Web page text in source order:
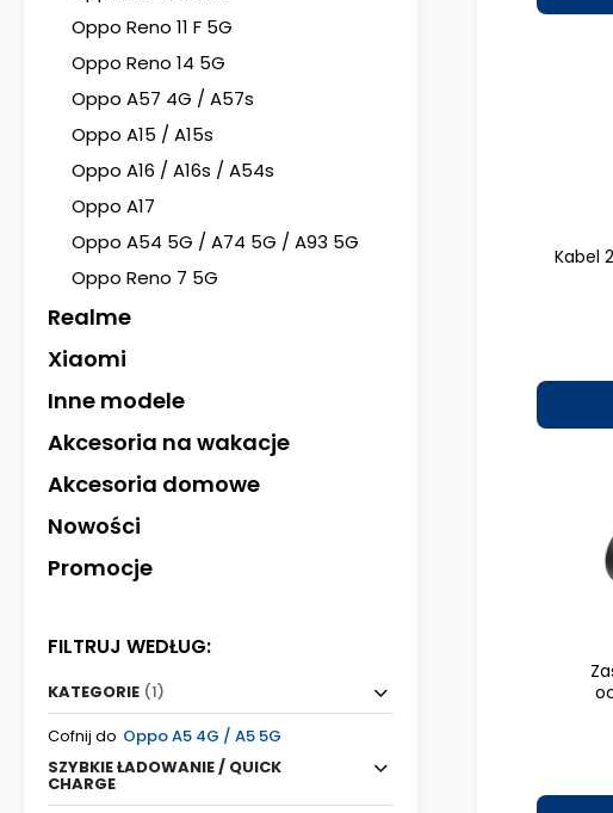
Oppo Reno 11 F 5G
Oppo Reno 14 5G
Oppo A57 4G / A57s
Oppo A15 / A15s
Oppo A16 / A16s / A54s
Oppo A17
Oppo A54 5G / A74 5G / A93 5G
Oppo Reno 7 5G
Realme
Xiaomi
Inne modele
Akcesoria na wakacje
Akcesoria domowe
Nowości
Promocje
FILTRUJ WEDŁUG:
KATEGORIE (1)
Cofnij do Oppo A5 4G / A5 5G
SZYBKIE ŁADOWANIE / QUICK
CHARGE
Kabel